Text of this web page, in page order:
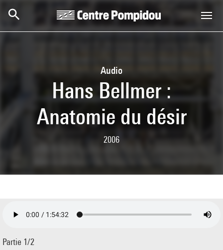
Audio
Hans Bellmer :
Anatomie du désir
2006
Partie 1/2